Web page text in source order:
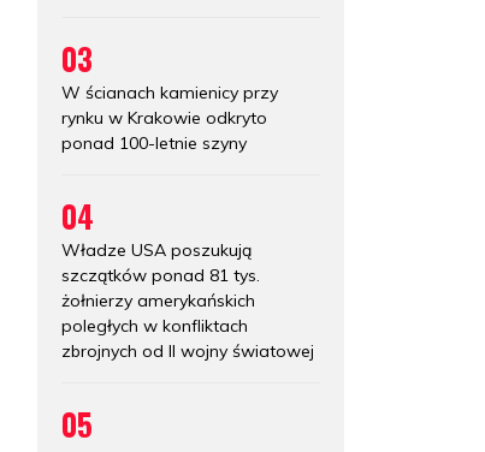
03
W ścianach kamienicy przy
rynku w Krakowie odkryto
ponad 100-letnie szyny
04
Władze USA poszukują
szczątków ponad 81 tys.
żołnierzy amerykańskich
poległych w konfliktach
zbrojnych od II wojny światowej
05